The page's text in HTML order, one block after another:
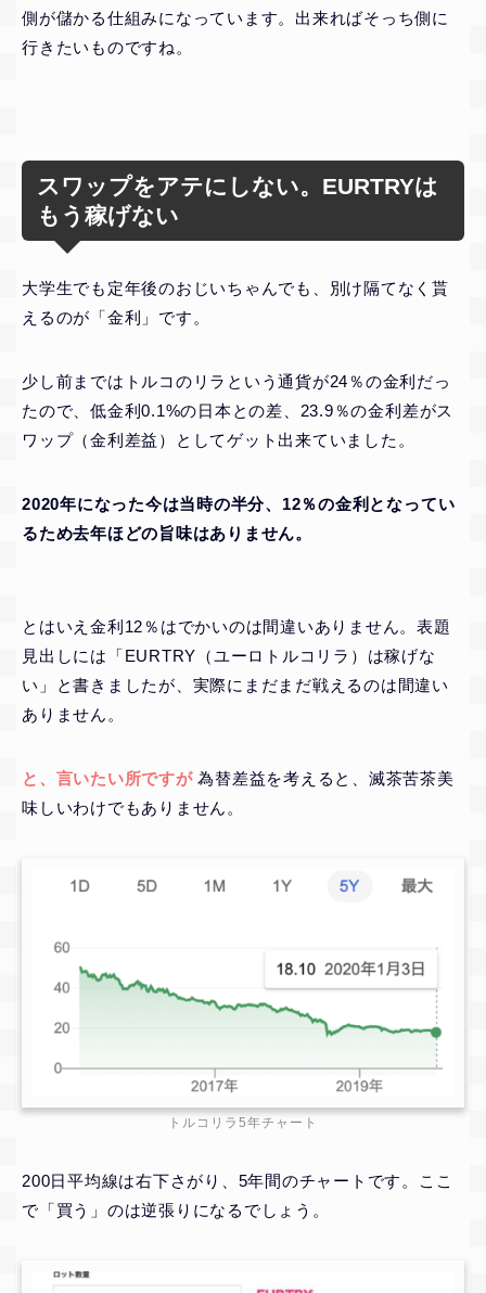
側が儲かる仕組みになっています。出来ればそっち側に
行きたいものですね。
スワップをアテにしない。EURTRYは
もう稼げない
大学生でも定年後のおじいちゃんでも、別け隔てなく貰
えるのが「金利」です。
少し前まではトルコのリラという通貨が24％の金利だっ
たので、低金利0.1%の日本との差、23.9％の金利差がス
ワップ（金利差益）としてゲット出来ていました。
2020年になった今は当時の半分、12％の金利となってい
るため去年ほどの旨味はありません。
とはいえ金利12％はでかいのは間違いありません。表題
見出しには「EURTRY（ユーロトルコリラ）は稼げな
い」と書きましたが、実際にまだまだ戦えるのは間違い
ありません。
と、言いたい所ですが為替差益を考えると、滅茶苦茶美
味しいわけでもありません。
トルコリラ5年チャート
200日平均線は右下さがり、5年間のチャートです。ここ
で「買う」のは逆張りになるでしょう。